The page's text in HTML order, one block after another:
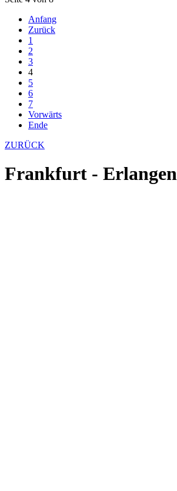
Anfang
Zurück
1
2
3
4
5
6
7
Vorwärts
Ende
ZURÜCK
Frankfurt - Erlangen